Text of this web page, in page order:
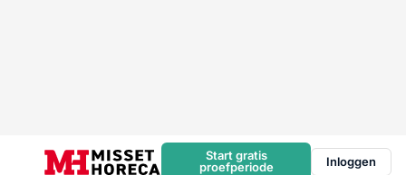
Start gratis
proefperiode
Inloggen